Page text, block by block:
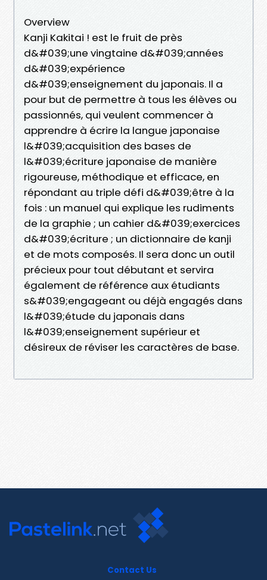
Overview
Kanji Kakitai ! est le fruit de près
d&#039;une vingtaine d&#039;années
d&#039;expérience
d&#039;enseignement du japonais. Il a
pour but de permettre à tous les élèves ou
passionnés, qui veulent commencer à
apprendre à écrire la langue japonaise
l&#039;acquisition des bases de
l&#039;écriture japonaise de manière
rigoureuse, méthodique et efficace, en
répondant au triple défi d&#039;être à la
fois : un manuel qui explique les rudiments
de la graphie ; un cahier d&#039;exercices
d&#039;écriture ; un dictionnaire de kanji
et de mots composés. Il sera donc un outil
précieux pour tout débutant et servira
également de référence aux étudiants
s&#039;engageant ou déjà engagés dans
l&#039;étude du japonais dans
l&#039;enseignement supérieur et
désireux de réviser les caractères de base.
Contact Us